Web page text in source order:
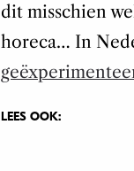
dit misschien
horeca… In
LEES OOK: